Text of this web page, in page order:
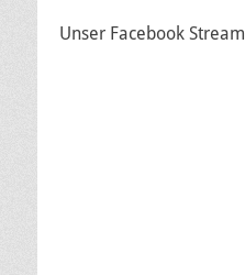
Unser Facebook Stream